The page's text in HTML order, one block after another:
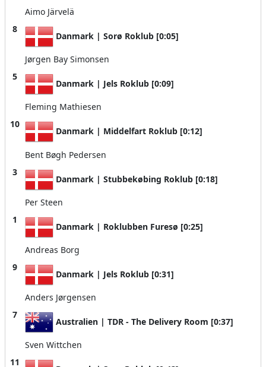
Aimo Järvelä
8
Danmark | Sorø Roklub [0:05]
Jørgen Bay Simonsen
5
Danmark | Jels Roklub [0:09]
Fleming Mathiesen
10
Danmark | Middelfart Roklub [0:12]
Bent Bøgh Pedersen
3
Danmark | Stubbekøbing Roklub [0:18]
Per Steen
1
Danmark | Roklubben Furesø [0:25]
Andreas Borg
9
Danmark | Jels Roklub [0:31]
Anders Jørgensen
7
Australien | TDR - The Delivery Room [0:37]
Sven Wittchen
11